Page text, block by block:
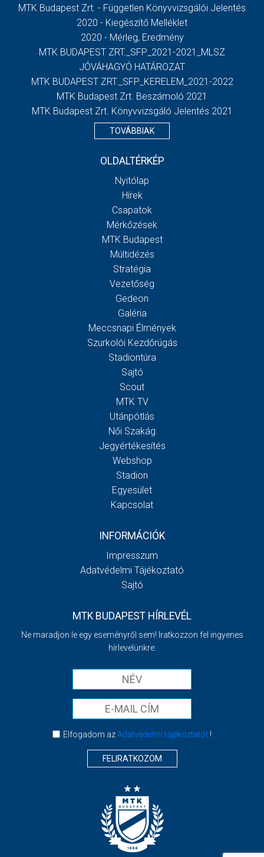
MTK Budapest Zrt. - Független Könyvvizsgálói Jelentés
2020 - Kiegészítő Melléklet
2020 - Mérleg, Eredmény
MTK BUDAPEST ZRT._SFP_2021-2021_MLSZ
JÓVÁHAGYÓ HATÁROZAT
MTK BUDAPEST ZRT._SFP_KERELEM_2021-2022
MTK Budapest Zrt. Beszámoló 2021
MTK Budapest Zrt. Könyvvizsgáló Jelentés 2021
TOVÁBBIAK
OLDALTÉRKÉP
Nyitólap
Hírek
Csapatok
Mérkőzések
MTK Budapest
Múltidézés
Stratégia
Vezetőség
Gedeon
Galéria
Meccsnapi Élmények
Szurkolói Kezdőrúgás
Stadiontúra
Sajtó
Scout
MTK TV
Utánpótlás
Női Szakág
Jegyértékesítés
Webshop
Stadion
Egyesület
Kapcsolat
INFORMÁCIÓK
Impresszum
Adatvédelmi Tájékoztató
Sajtó
MTK BUDAPEST HÍRLEVÉL
Ne maradjon le egy eseményről sem! Iratkozzon fel ingyenes
hírlevelünkre:
Elfogadom azAdatvédelmi tájékoztatót!
FELIRATKOZOM